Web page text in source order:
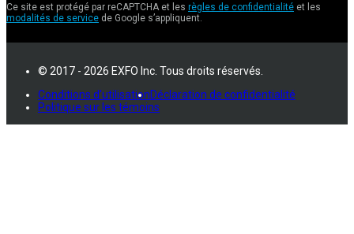
Ce site est protégé par reCAPTCHA et les règles de confidentialité et les
modalités de service de Google s’appliquent.
© 2017 - 2026 EXFO Inc. Tous droits réservés.
Conditions d'utilisationDéclaration de confidentialité
Politique sur les témoins